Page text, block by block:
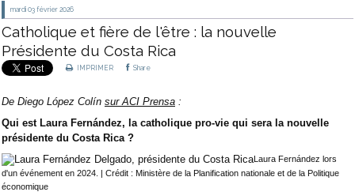
mardi 03 février 2026
Catholique et fière de l'être : la nouvelle
Présidente du Costa Rica
IMPRIMER Share
De Diego López Colín sur ACI Prensa :
Qui est Laura Fernández, la catholique pro-vie qui sera la nouvelle
présidente du Costa Rica ?
Laura Fernández lors
d'un événement en 2024. | Crédit : Ministère de la Planification nationale et de la Politique
économique